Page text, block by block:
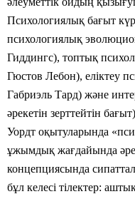
Психологиялық бағыт
психологиялық
Гиддингс), топтық
Гюстов Лебон), еліктеу
Габриэль Тард) және
әрекетін зерттейтін
Уордт оқытуларында
ұжымдық жағдайында
концепциясында
бұл келесі тілектер: